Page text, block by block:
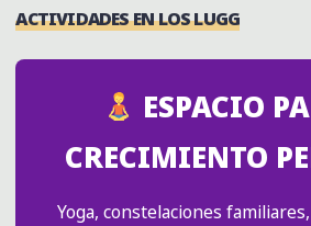
ACTIVIDADES EN LOS LUGG
ESPACIO
CRECIMIENTO
Yoga, constelaciones